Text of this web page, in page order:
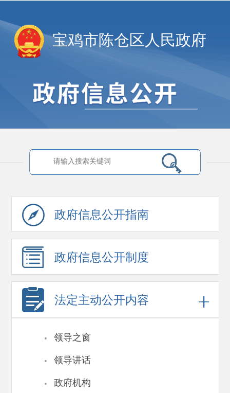
宝鸡市陈仓区人民政府
政府信息公开指南
政府信息公开制度
法定主动公开内容
· 领导之窗
· 领导讲话
· 政府机构